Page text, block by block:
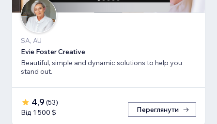
SA, AU
Evie Foster Creative
Beautiful, simple and dynamic solutions to help you
stand out.
4,9 (53)
Від 1 500 $
Переглянути